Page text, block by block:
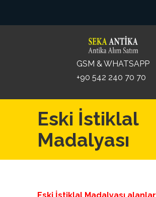
GSM & WHATSAPP
+90 542 240 70 70
Eski İstiklal
Madalyası